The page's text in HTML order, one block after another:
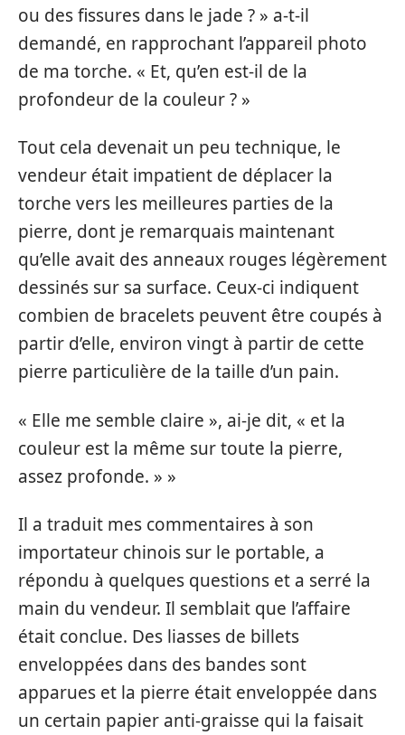
ou des fissures dans le jade ? » a-t-il
demandé, en rapprochant l’appareil photo
de ma torche. « Et, qu’en est-il de la
profondeur de la couleur ? »
Tout cela devenait un peu technique, le
vendeur était impatient de déplacer la
torche vers les meilleures parties de la
pierre, dont je remarquais maintenant
qu’elle avait des anneaux rouges légèrement
dessinés sur sa surface. Ceux-ci indiquent
combien de bracelets peuvent être coupés à
partir d’elle, environ vingt à partir de cette
pierre particulière de la taille d’un pain.
« Elle me semble claire », ai-je dit, « et la
couleur est la même sur toute la pierre,
assez profonde. » »
Il a traduit mes commentaires à son
importateur chinois sur le portable, a
répondu à quelques questions et a serré la
main du vendeur. Il semblait que l’affaire
était conclue. Des liasses de billets
enveloppées dans des bandes sont
apparues et la pierre était enveloppée dans
un certain papier anti-graisse qui la faisait